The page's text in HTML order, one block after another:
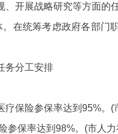
、开展战略研究等方面的
统筹考虑政府各部门职
分工安排
保险参保率达到 95%。(
参保率达到 98%。(市人